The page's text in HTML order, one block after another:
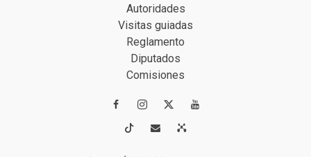
Autoridades
Visitas guiadas
Reglamento
Diputados
Comisiones
 
 